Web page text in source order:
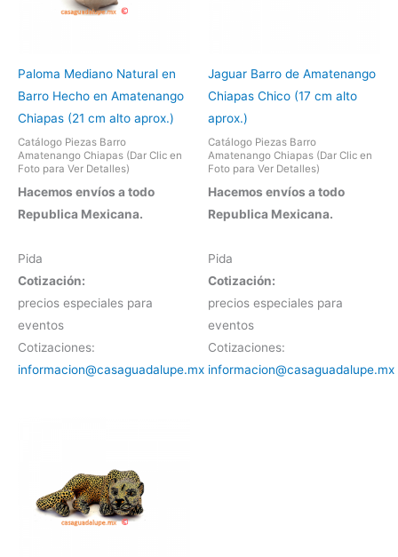
Paloma Mediano Natural en
Barro Hecho en Amatenango
Chiapas (21 cm alto aprox.)
Catálogo Piezas Barro
Amatenango Chiapas (Dar Clic en
Foto para Ver Detalles)
Hacemos envíos a todo
Republica Mexicana.
Pida
Cotización:
precios especiales para
eventos
Cotizaciones:
informacion@casaguadalupe.mx
Jaguar Barro de Amatenango
Chiapas Chico (17 cm alto
aprox.)
Catálogo Piezas Barro
Amatenango Chiapas (Dar Clic en
Foto para Ver Detalles)
Hacemos envíos a todo
Republica Mexicana.
Pida
Cotización:
precios especiales para
eventos
Cotizaciones:
informacion@casaguadalupe.mx